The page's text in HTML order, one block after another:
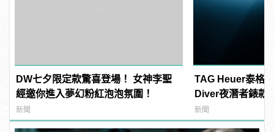
DW七夕限定款驚喜登場！ 女神李聖
經邀你進入夢幻粉紅泡泡氛圍！
新聞
TAG Heuer泰格
Diver夜潛者錶款
manfashion這樣
新聞